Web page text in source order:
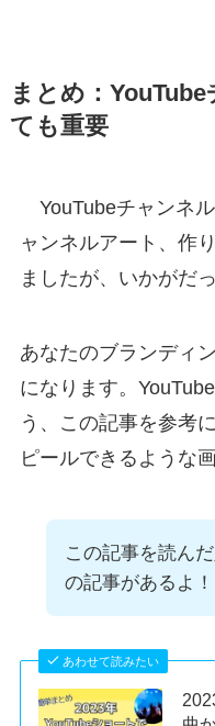
まとめ：
ても重要
YouTubeチャンネ
ャンネルアート、作
ましたが、いかがだ
あなたのブランディ
になります。
う、この記事を参考
ピールできるような
この記事を読ん
の記事があるよ！
あわせて読みたい